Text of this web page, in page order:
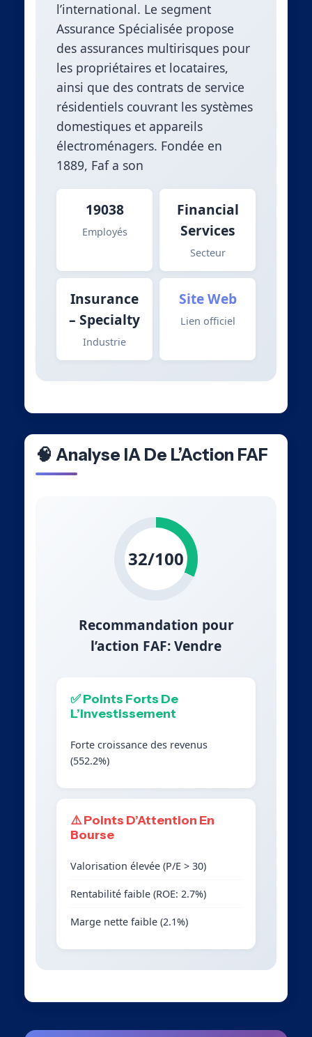
l’international. Le segment
Assurance Spécialisée propose
des assurances multirisques pour
les propriétaires et locataires,
ainsi que des contrats de service
résidentiels couvrant les systèmes
domestiques et appareils
électroménagers. Fondée en
1889, Faf a son
19038
Employés
Financial
Services
Secteur
Insurance
– Specialty
Industrie
Site Web
Lien officiel
🧠 Analyse IA De L’Action FAF
32/100
Recommandation pour
l’action FAF: Vendre
✅ Points Forts De
L’Investissement
Forte croissance des revenus
(552.2%)
⚠️ Points D’Attention En
Bourse
Valorisation élevée (P/E > 30)
Rentabilité faible (ROE: 2.7%)
Marge nette faible (2.1%)